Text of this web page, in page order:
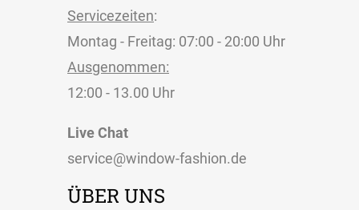
Servicezeiten:
Montag - Freitag: 07:00 - 20:00 Uhr
Ausgenommen:
12:00 - 13.00 Uhr
Live Chat
service@window-fashion.de
ÜBER UNS